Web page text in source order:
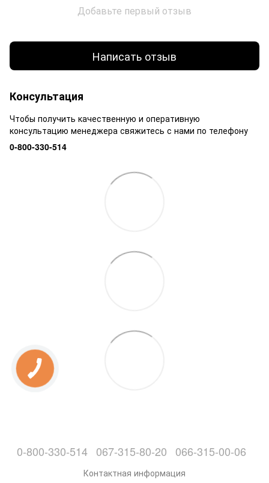
Добавьте первый отзыв
Написать отзыв
Консультация
Чтобы получить качественную и оперативную
консультацию менеджера свяжитесь с нами по телефону
0-800-330-514
0-800-330-514 067-315-80-20 066-315-00-06
Контактная информация